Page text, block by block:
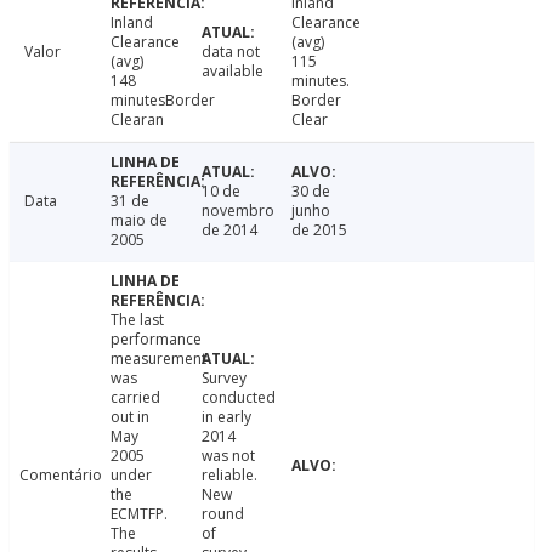
Valor
Inland
Clearance
(avg)
148
minutesBorder
Clearan
data not
available
Clearance
(avg)
115
minutes.
Border
Clear
Data
31 de
maio de
2005
10 de
novembro
de 2014
30 de
junho
de 2015
Comentário
The last
performance
measurement
was
carried
out in
May
2005
under
the
ECMTFP.
The
Survey
conducted
in early
2014
was not
reliable.
New
round
of